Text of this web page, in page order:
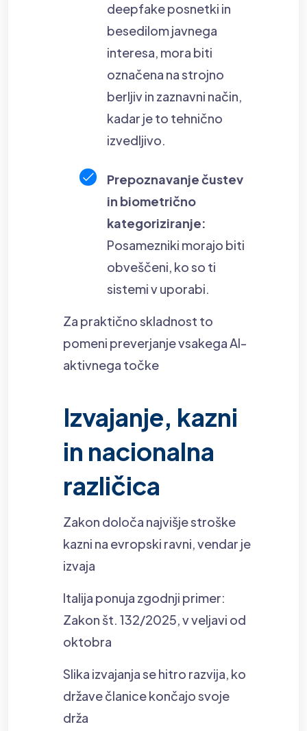
deepfake posnetki in
besedilom javnega
interesa, mora biti
označena na strojno
berljiv in zaznavni način,
kadar je to tehnično
izvedljivo.
Prepoznavanje čustev
in biometrično
kategoriziranje:
Posamezniki morajo biti
obveščeni, ko so ti
sistemi v uporabi.
Za praktično skladnost to
pomeni preverjanje vsakega AI-
aktivnega točke
Izvajanje, kazni
in nacionalna
različica
Zakon določa najvišje stroške
kazni na evropski ravni, vendar je
izvaja
Italija ponuja zgodnji primer:
Zakon št. 132/2025, v veljavi od
oktobra
Slika izvajanja se hitro razvija, ko
države članice končajo svoje
drža